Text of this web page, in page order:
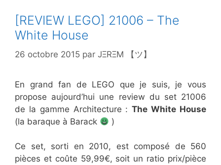
[REVIEW LEGO] 21006 – The
White House
26 octobre 2015 par JΞRΞM 【ツ】
En grand fan de LEGO que je suis, je vous
propose aujourd’hui une review du set 21006
de la gamme Architecture :The White House
(la baraque à Barack
)
Ce set, sorti en 2010, est composé de 560
pièces et coûte 59,99€, soit un ratio prix/pièce